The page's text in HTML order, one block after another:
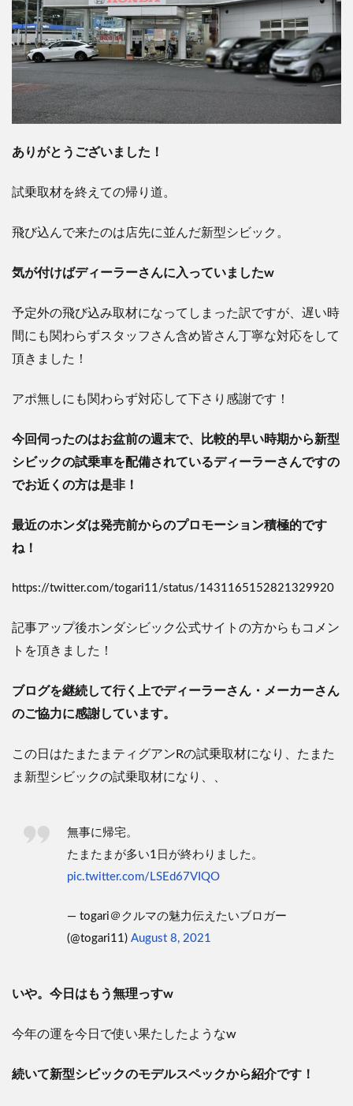
ありがとうございました！
試乗取材を終えての帰り道。
飛び込んで来たのは店先に並んだ新型シビック。
気が付けばディーラーさんに入っていましたw
予定外の飛び込み取材になってしまった訳ですが、遅い時
間にも関わらずスタッフさん含め皆さん丁寧な対応をして
頂きました！
アポ無しにも関わらず対応して下さり感謝です！
今回伺ったのはお盆前の週末で、
比較的早い時期から新型
シビックの試乗車を配備されているディーラーさんですの
でお近くの方は是非！
最近のホンダは発売前からのプロモーション積極的です
ね！
https://twitter.com/togari11/status/1431165152821329920
記事アップ後ホンダシビック公式サイトの方からもコメン
トを頂きました！
ブログを継続して行く上でディーラーさん・メーカーさん
のご協力に感謝しています。
この日はたまたまティグアンRの試乗取材になり、たまた
ま新型シビックの試乗取材になり、、
無事に帰宅。
たまたまが多い1日が終わりました。
pic.twitter.com/LSEd67VIQO
— togari＠クルマの魅力伝えたいブロガー
(@togari11) August 8, 2021
いや。今日はもう無理っすw
今年の運を今日で使い果たしたようなw
続いて新型シビックのモデルスペックから紹介です！